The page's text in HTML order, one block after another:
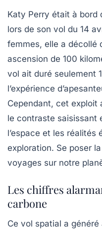
Katy Perry était à bord
lors de son vol du 14
femmes, elle a décollé
ascension de 100
vol ait duré seulement
l’expérience
Cependant, cet exploit
le contraste saisissant
l’espace et les réalités
exploration. Se poser
voyages sur notre
Les chiffres
carbone
Ce vol spatial a